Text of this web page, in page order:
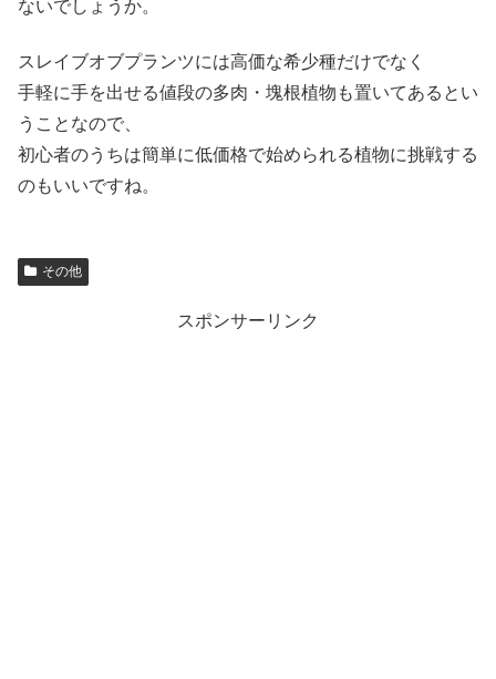
ないでしょうか。
スレイブオブプランツには高価な希少種だけでなく
手軽に手を出せる値段の多肉・塊根植物も置いてあるとい
うことなので、
初心者のうちは簡単に低価格で始められる植物に挑戦する
のもいいですね。
その他
スポンサーリンク